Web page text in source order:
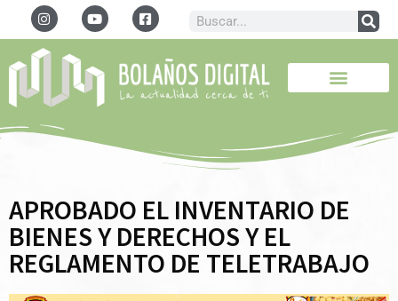
APROBADO EL INVENTARIO DE
BIENES Y DERECHOS Y EL
REGLAMENTO DE TELETRABAJO